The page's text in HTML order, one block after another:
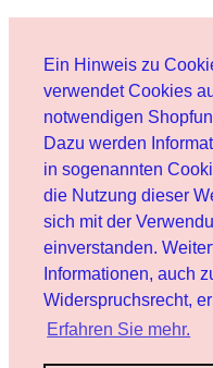
Ein Hinweis zu
verwendet Cookies
notwendigen
Dazu werden
in sogenannten
die Nutzung dieser
sich mit der
einverstanden.
Informationen, auch
Widerspruchsrecht,
Erfahren Sie mehr.
Benutzer
Service